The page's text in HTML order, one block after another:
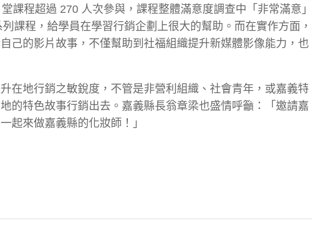
課程超過 270 人次參與，課程整體滿意度調查中「非常滿意」
課程，給學員在學習行銷企劃上很大的幫助。而在實作方面，
己的影片故事，不僅幫助到社福組織提升新媒體影像能力，也
在地行銷之敏銳度，不管是非營利組織、社會青年，或嘉義特
的特色故事行銷出去。嘉義縣長翁章梁也盛情呼籲：「邀請嘉
起來做嘉義縣的化妝師！」